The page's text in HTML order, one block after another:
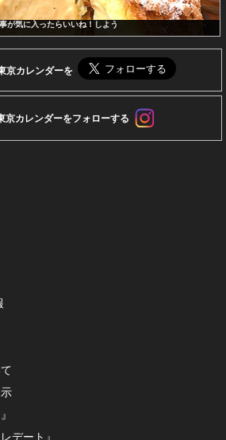
が気に入ったらいいね！しよう
京カレンダーを
カレンダーをフォローする
デート』